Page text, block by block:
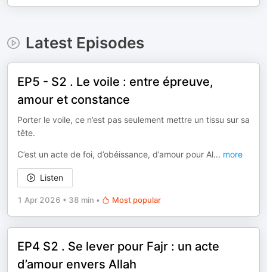
Latest Episodes
EP5 - S2 . Le voile : entre épreuve,
amour et constance
Porter le voile, ce n’est pas seulement mettre un tissu sur sa
tête.
C’est un acte de foi, d’obéissance, d’amour pour Al... more
Listen
1 Apr 2026 • 38 min • Most popular
EP4 S2 . Se lever pour Fajr : un acte
d’amour envers Allah